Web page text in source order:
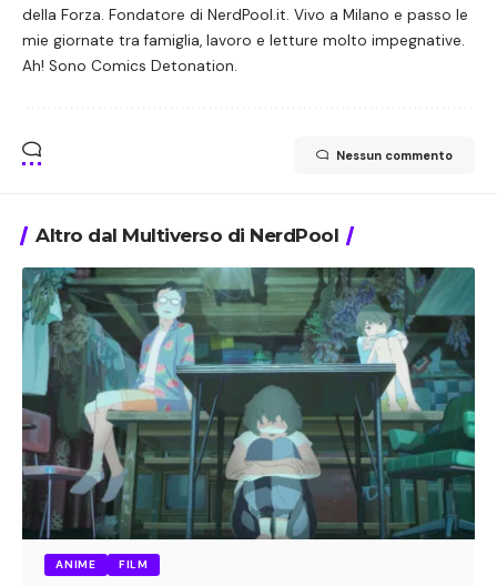
della Forza. Fondatore di NerdPool.it. Vivo a Milano e passo le
mie giornate tra famiglia, lavoro e letture molto impegnative.
Ah! Sono Comics Detonation.
Nessun commento
Altro dal Multiverso di NerdPool
ANIME FILM